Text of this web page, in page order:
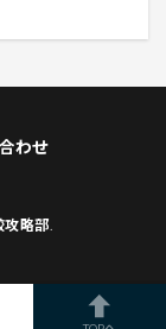
わせ
攻略部.